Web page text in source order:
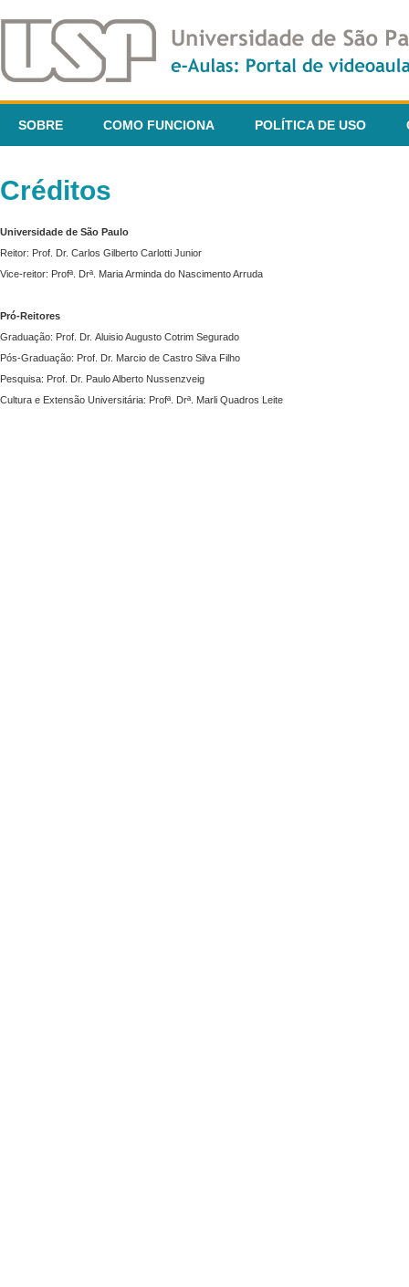
SOBRE COMO FUNCIONA POLÍTICA DE USO
Créditos
Universidade de São Paulo
Reitor: Prof. Dr. Carlos Gilberto Carlotti Junior
Vice-reitor: Profª. Drª. Maria Arminda do Nascimento Arruda
Pró-Reitores
Graduação: Prof. Dr. Aluisio Augusto Cotrim Segurado
Pós-Graduação: Prof. Dr. Marcio de Castro Silva Filho
Pesquisa: Prof. Dr. Paulo Alberto Nussenzveig
Cultura e Extensão Universitária: Profª. Drª. Marli Quadros Leite